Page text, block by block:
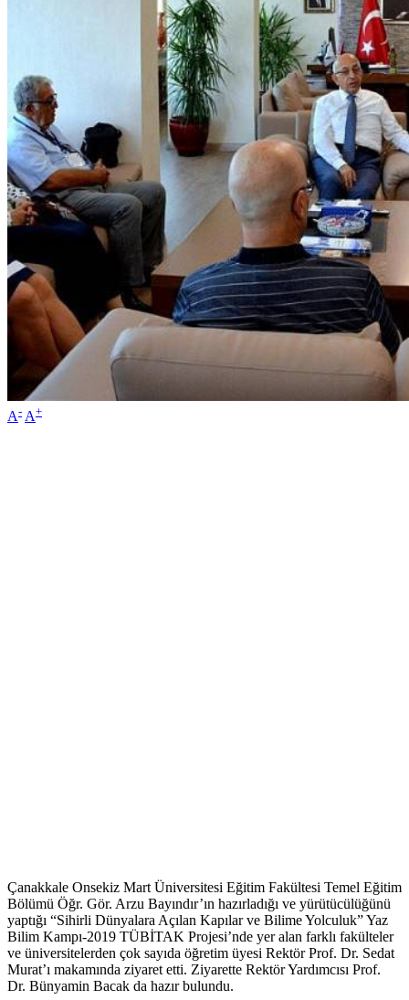
A- A+
Çanakkale Onsekiz Mart Üniversitesi Eğitim Fakültesi Temel Eğitim
Bölümü Öğr. Gör. Arzu Bayındır’ın hazırladığı ve yürütücülüğünü
yaptığı “Sihirli Dünyalara Açılan Kapılar ve Bilime Yolculuk” Yaz
Bilim Kampı-2019 TÜBİTAK Projesi’nde yer alan farklı fakülteler
ve üniversitelerden çok sayıda öğretim üyesi Rektör Prof. Dr. Sedat
Murat’ı makamında ziyaret etti. Ziyarette Rektör Yardımcısı Prof.
Dr. Bünyamin Bacak da hazır bulundu.